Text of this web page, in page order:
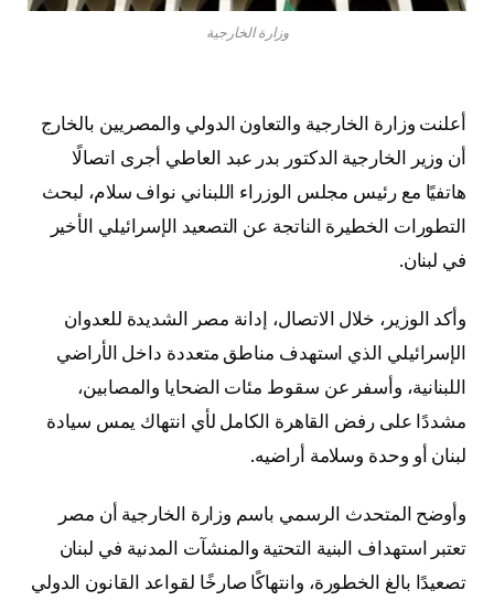
وزارة الخارجية
أعلنت وزارة الخارجية والتعاون الدولي والمصريين بالخارج
أن وزير الخارجية الدكتور بدر عبد العاطي أجرى اتصالًا
هاتفيًا مع رئيس مجلس الوزراء اللبناني نواف سلام، لبحث
التطورات الخطيرة الناتجة عن التصعيد الإسرائيلي الأخير
في لبنان.
وأكد الوزير، خلال الاتصال، إدانة مصر الشديدة للعدوان
الإسرائيلي الذي استهدف مناطق متعددة داخل الأراضي
اللبنانية، وأسفر عن سقوط مئات الضحايا والمصابين،
مشددًا على رفض القاهرة الكامل لأي انتهاك يمس سيادة
لبنان أو وحدة وسلامة أراضيه.
وأوضح المتحدث الرسمي باسم وزارة الخارجية أن مصر
تعتبر استهداف البنية التحتية والمنشآت المدنية في لبنان
تصعيدًا بالغ الخطورة، وانتهاكًا صارخًا لقواعد القانون الدولي